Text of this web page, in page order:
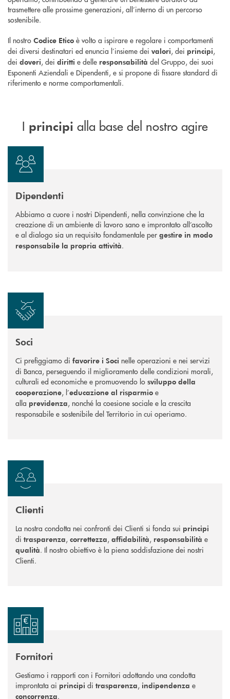
trasmettere alle prossime generazioni, all’interno di un percorso
sostenibile.
Il nostro Codice Etico è volto a ispirare e regolare i comportamenti
dei diversi destinatari ed enuncia l’insieme dei valori, dei principi,
dei doveri, dei diritti e delle responsabilità del Gruppo, dei suoi
Esponenti Aziendali e Dipendenti, e si propone di fissare standard di
riferimento e norme comportamentali.
I principi alla base del nostro agire
Dipendenti
Abbiamo a cuore i nostri Dipendenti, nella convinzione che la
creazione di un ambiente di lavoro sano e improntato all’ascolto
e al dialogo sia un requisito fondamentale per gestire in modo
responsabile la propria attività.
Soci
Ci prefiggiamo di favorire i Soci nelle operazioni e nei servizi
di Banca, perseguendo il miglioramento delle condizioni morali,
culturali ed economiche e promuovendo lo sviluppo della
cooperazione, l’educazione al risparmio e
alla previdenza, nonché la coesione sociale e la crescita
responsabile e sostenibile del Territorio in cui operiamo.
Clienti
La nostra condotta nei confronti dei Clienti si fonda sui principi
di trasparenza, correttezza, affidabilità, responsabilità e
qualità. Il nostro obiettivo è la piena soddisfazione dei nostri
Clienti.
Fornitori
Gestiamo i rapporti con i Fornitori adottando una condotta
improntata ai principi di trasparenza, indipendenza e
concorrenza.